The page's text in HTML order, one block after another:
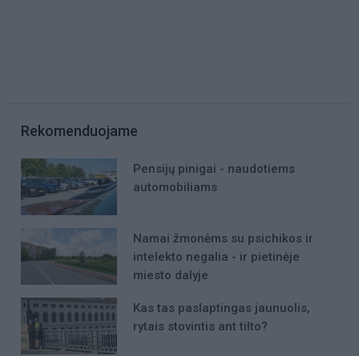
Rekomenduojame
Pensijų pinigai - naudotiems
automobiliams
Namai žmonėms su psichikos ir
intelekto negalia - ir pietinėje
miesto dalyje
Kas tas paslaptingas jaunuolis,
rytais stovintis ant tilto?